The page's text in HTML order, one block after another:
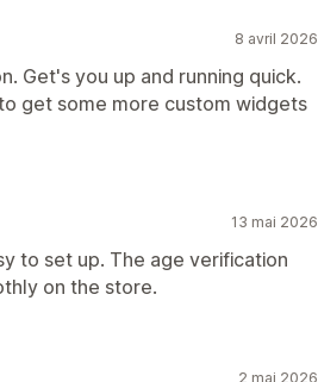
8 avril 2026
Get's you up and running quick.
get some more custom widgets
13 mai 2026
to set up. The age verification
on the store.
2 mai 2026